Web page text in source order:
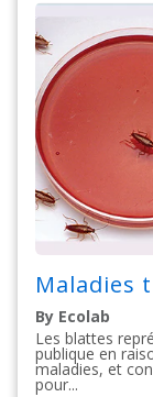
Maladies
By Ecolab
Les blattes
publique en
maladies, et
pour...